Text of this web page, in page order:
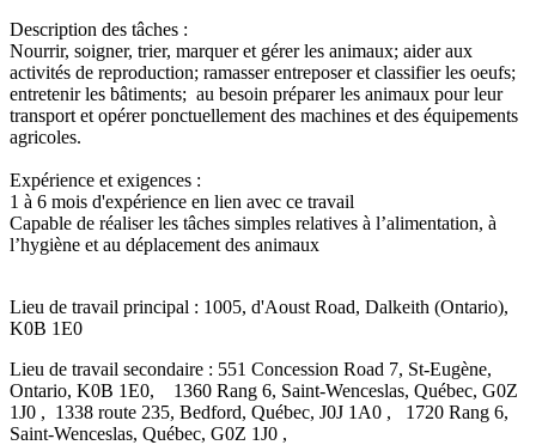
Description des tâches :
Nourrir, soigner, trier, marquer et gérer les animaux; aider aux
activités de reproduction; ramasser entreposer et classifier les oeufs;
entretenir les bâtiments; au besoin préparer les animaux pour leur
transport et opérer ponctuellement des machines et des équipements
agricoles.
Expérience et exigences :
1 à 6 mois d'expérience en lien avec ce travail
Capable de réaliser les tâches simples relatives à l’alimentation, à
l’hygiène et au déplacement des animaux
Lieu de travail principal : 1005, d'Aoust Road, Dalkeith (Ontario),
K0B 1E0
Lieu de travail secondaire : 551 Concession Road 7, St-Eugène,
Ontario, K0B 1E0, 1360 Rang 6, Saint-Wenceslas, Québec, G0Z
1J0 , 1338 route 235, Bedford, Québec, J0J 1A0 , 1720 Rang 6,
Saint-Wenceslas, Québec, G0Z 1J0 ,